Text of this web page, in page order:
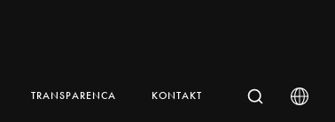
TRANSPARENCA KONTAKT